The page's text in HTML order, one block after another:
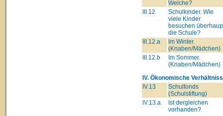
Welche?
III.12
Schulkinder. Wie
viele Kinder
besuchen
die Schule?
III.12.a
Im Winter.
(Knaben/Mädchen)
III.12.b
Im Sommer.
(Knaben/Mädchen)
IV. Ökonomische
IV.13
Schulfonds
(Schulstiftung)
IV.13.a
Ist dergleichen
vorhanden?